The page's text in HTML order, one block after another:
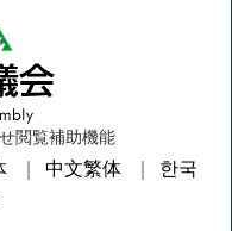
閲覧補助機能
中文繁体
한국